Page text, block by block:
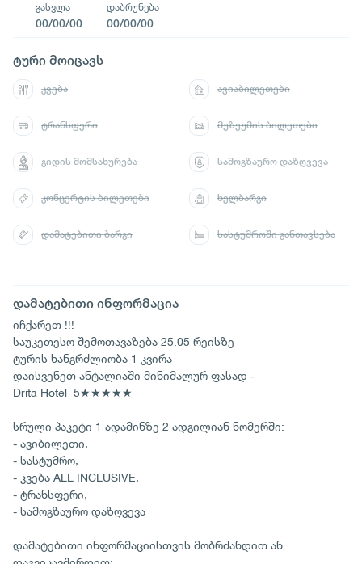
გასვლა
00/00/00
დაბრუნება
00/00/00
დამატებითი ინფორმაცია
იჩქარეთ !!!
საუკეთესო შემოთავაზება 25.05 რეისზე
ტურის ხანგრძლიობა 1 კვირა
დაისვენეთ ანტალიაში მინიმალურ ფასად -
Drita Hotel 5★★★★★
სრული პაკეტი 1 ადამინზე 2 ადგილიან ნომერში:
- ავიბილეთი,
- სასტუმრო,
- კვება ALL INCLUSIVE,
- ტრანსფერი,
- სამოგზაურო დაზღვევა
დამატებითი ინფორმაციისთვის მობრძანდით ან
ტური მოიცავს
კვება ავიაბილეთები
ტრანსფერი მუზეუმის ბილეთები
გიდის მომსახურება სამოგზაურო დაზღვევა
კონცერტის ბილეთები ხელბარგი
დამატებითი ბარგი სასტუმროში განთავსება